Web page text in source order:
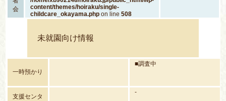
会
content/themes/hoiraku/single-
childcare_okayama.phpon line 508
未就園向け情報
一時預かり
■調査中
支援センタ
-